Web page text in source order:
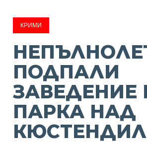
КРИМИ
ПОДПАЛИ
ЗАВЕДЕНИЕ
ПАРКА НАД
КЮСТЕНДИЛ